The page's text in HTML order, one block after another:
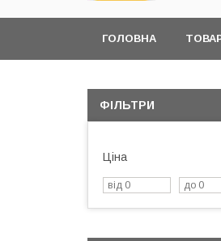
ГОЛОВНА
ФІЛЬТРИ
Ціна